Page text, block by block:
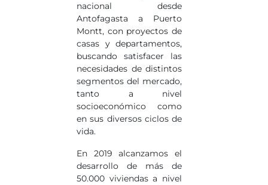
nacional desde
Antofagasta a Puerto
Montt, con proyectos de
casas y departamentos,
buscando satisfacer las
necesidades de distintos
segmentos del mercado,
tanto a nivel
socioeconómico como
en sus diversos ciclos de
vida.
En 2019 alcanzamos el
desarrollo de más de
50.000 viviendas a nivel